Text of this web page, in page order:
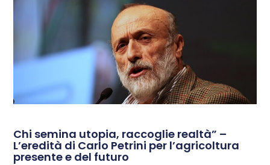
Chi semina utopia, raccoglie realtà” –
L’eredità di Carlo Petrini per l’agricoltura
presente e del futuro